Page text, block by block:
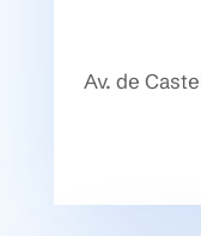
Av. de